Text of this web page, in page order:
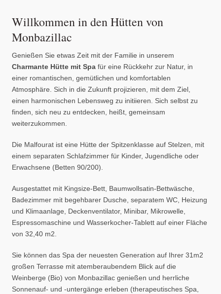
Willkommen in den Hütten von
Monbazillac
Genießen Sie etwas Zeit mit der Familie in unserem
Charmante Hütte mit Spa für eine Rückkehr zur Natur, in
einer romantischen, gemütlichen und komfortablen
Atmosphäre. Sich in die Zukunft projizieren, mit dem Ziel,
einen harmonischen Lebensweg zu initiieren. Sich selbst zu
finden, sich neu zu entdecken, heißt, gemeinsam
weiterzukommen.
Die Malfourat ist eine Hütte der Spitzenklasse auf Stelzen, mit
einem separaten Schlafzimmer für Kinder, Jugendliche oder
Erwachsene (Betten 90/200).
Ausgestattet mit Kingsize-Bett, Baumwollsatin-Bettwäsche,
Badezimmer mit begehbarer Dusche, separatem WC, Heizung
und Klimaanlage, Deckenventilator, Minibar, Mikrowelle,
Espressomaschine und Wasserkocher-Tablett auf einer Fläche
von 32,40 m2.
Sie können das Spa der neuesten Generation auf Ihrer 31m2
großen Terrasse mit atemberaubendem Blick auf die
Weinberge (Bio) von Monbazillac genießen und herrliche
Sonnenauf- und -untergänge erleben (therapeutisches Spa,